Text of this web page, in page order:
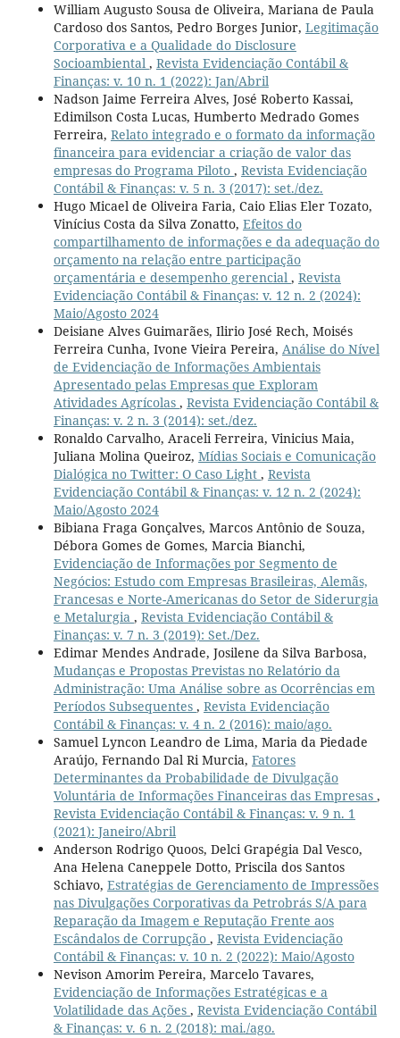
William Augusto Sousa de Oliveira, Mariana de Paula
Cardoso dos Santos, Pedro Borges Junior, Legitimação
Corporativa e a Qualidade do Disclosure
Socioambiental , Revista Evidenciação Contábil &
Finanças: v. 10 n. 1 (2022): Jan/Abril
Nadson Jaime Ferreira Alves, José Roberto Kassai,
Edimilson Costa Lucas, Humberto Medrado Gomes
Ferreira, Relato integrado e o formato da informação
financeira para evidenciar a criação de valor das
empresas do Programa Piloto , Revista Evidenciação
Contábil & Finanças: v. 5 n. 3 (2017): set./dez.
Hugo Micael de Oliveira Faria, Caio Elias Eler Tozato,
Vinícius Costa da Silva Zonatto, Efeitos do
compartilhamento de informações e da adequação do
orçamento na relação entre participação
orçamentária e desempenho gerencial , Revista
Evidenciação Contábil & Finanças: v. 12 n. 2 (2024):
Maio/Agosto 2024
Deisiane Alves Guimarães, Ilirio José Rech, Moisés
Ferreira Cunha, Ivone Vieira Pereira, Análise do Nível
de Evidenciação de Informações Ambientais
Apresentado pelas Empresas que Exploram
Atividades Agrícolas , Revista Evidenciação Contábil &
Finanças: v. 2 n. 3 (2014): set./dez.
Ronaldo Carvalho, Araceli Ferreira, Vinicius Maia,
Juliana Molina Queiroz, Mídias Sociais e Comunicação
Dialógica no Twitter: O Caso Light , Revista
Evidenciação Contábil & Finanças: v. 12 n. 2 (2024):
Maio/Agosto 2024
Bibiana Fraga Gonçalves, Marcos Antônio de Souza,
Débora Gomes de Gomes, Marcia Bianchi,
Evidenciação de Informações por Segmento de
Negócios: Estudo com Empresas Brasileiras, Alemãs,
Francesas e Norte-Americanas do Setor de Siderurgia
e Metalurgia , Revista Evidenciação Contábil &
Finanças: v. 7 n. 3 (2019): Set./Dez.
Edimar Mendes Andrade, Josilene da Silva Barbosa,
Mudanças e Propostas Previstas no Relatório da
Administração: Uma Análise sobre as Ocorrências em
Períodos Subsequentes , Revista Evidenciação
Contábil & Finanças: v. 4 n. 2 (2016): maio/ago.
Samuel Lyncon Leandro de Lima, Maria da Piedade
Araújo, Fernando Dal Ri Murcia, Fatores
Determinantes da Probabilidade de Divulgação
Voluntária de Informações Financeiras das Empresas ,
Revista Evidenciação Contábil & Finanças: v. 9 n. 1
(2021): Janeiro/Abril
Anderson Rodrigo Quoos, Delci Grapégia Dal Vesco,
Ana Helena Caneppele Dotto, Priscila dos Santos
Schiavo, Estratégias de Gerenciamento de Impressões
nas Divulgações Corporativas da Petrobrás S/A para
Reparação da Imagem e Reputação Frente aos
Escândalos de Corrupção , Revista Evidenciação
Contábil & Finanças: v. 10 n. 2 (2022): Maio/Agosto
Nevison Amorim Pereira, Marcelo Tavares,
Evidenciação de Informações Estratégicas e a
Volatilidade das Ações , Revista Evidenciação Contábil
& Finanças: v. 6 n. 2 (2018): mai./ago.